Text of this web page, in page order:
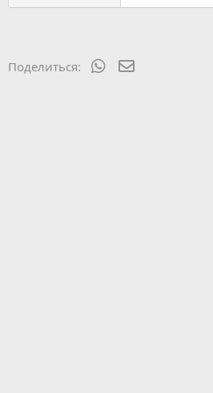
Поделиться: WhatsApp